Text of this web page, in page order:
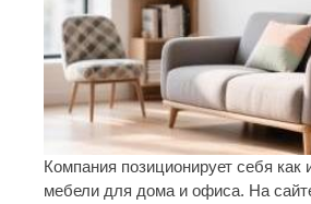
Компания позиционирует себя как
мебели для дома и офиса. На